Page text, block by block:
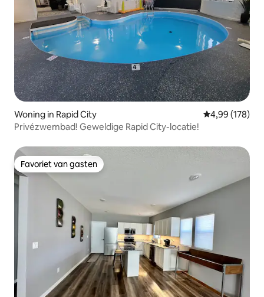
Woning in Rapid City Gemiddelde
4,99 (178)
Privézwembad! Geweldige Rapid City-locatie!
Favoriet van gasten
Favoriet van gasten